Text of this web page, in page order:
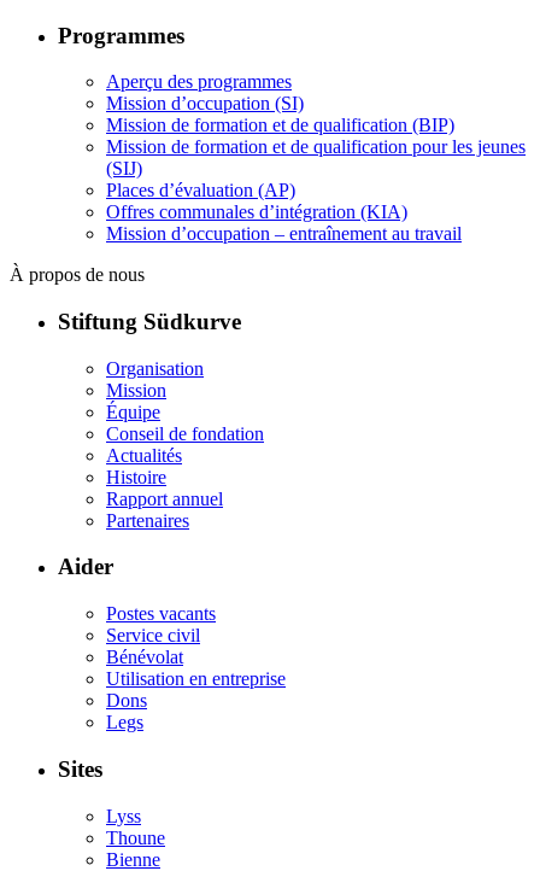
Programmes
Aperçu des programmes
Mission d’occupation (SI)
Mission de formation et de qualification (BIP)
Mission de formation et de qualification pour les jeunes
(SIJ)
Places d’évaluation (AP)
Offres communales d’intégration (KIA)
Mission d’occupation – entraînement au travail
À propos de nous
Stiftung Südkurve
Organisation
Mission
Équipe
Conseil de fondation
Actualités
Histoire
Rapport annuel
Partenaires
Aider
Postes vacants
Service civil
Bénévolat
Utilisation en entreprise
Dons
Legs
Sites
Lyss
Thoune
Bienne